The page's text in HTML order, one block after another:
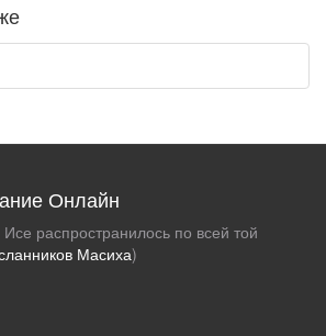
Онлайн
распространилось по всей той
Масиха)